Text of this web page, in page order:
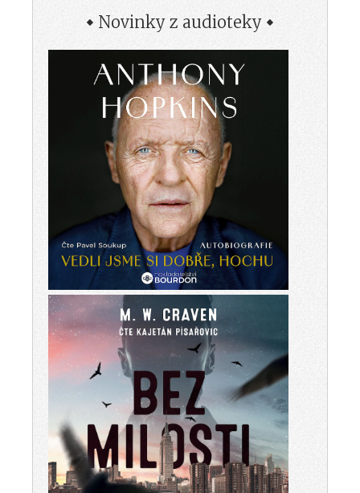
Novinky z audioteky